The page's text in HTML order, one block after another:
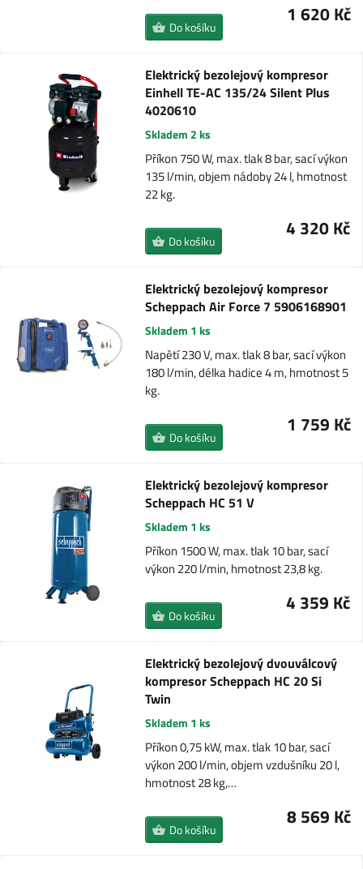
1 620 Kč
Do košíku
Elektrický bezolejový kompresor
Einhell TE-AC 135/24 Silent Plus
4020610
Skladem 2 ks
Příkon 750 W, max. tlak 8 bar, sací výkon
135 l/min, objem nádoby 24 l, hmotnost
22 kg.
4 320 Kč
Do košíku
Elektrický bezolejový kompresor
Scheppach Air Force 7 5906168901
Skladem 1 ks
Napětí 230 V, max. tlak 8 bar, sací výkon
180 l/min, délka hadice 4 m, hmotnost 5
kg.
1 759 Kč
Do košíku
Elektrický bezolejový kompresor
Scheppach HC 51 V
Skladem 1 ks
Příkon 1500 W, max. tlak 10 bar, sací
výkon 220 l/min, hmotnost 23,8 kg.
4 359 Kč
Do košíku
Elektrický bezolejový dvouválcový
kompresor Scheppach HC 20 Si
Twin
Skladem 1 ks
Příkon 0,75 kW, max. tlak 10 bar, sací
výkon 200 l/min, objem vzdušníku 20 l,
hmotnost 28 kg,…
8 569 Kč
Do košíku